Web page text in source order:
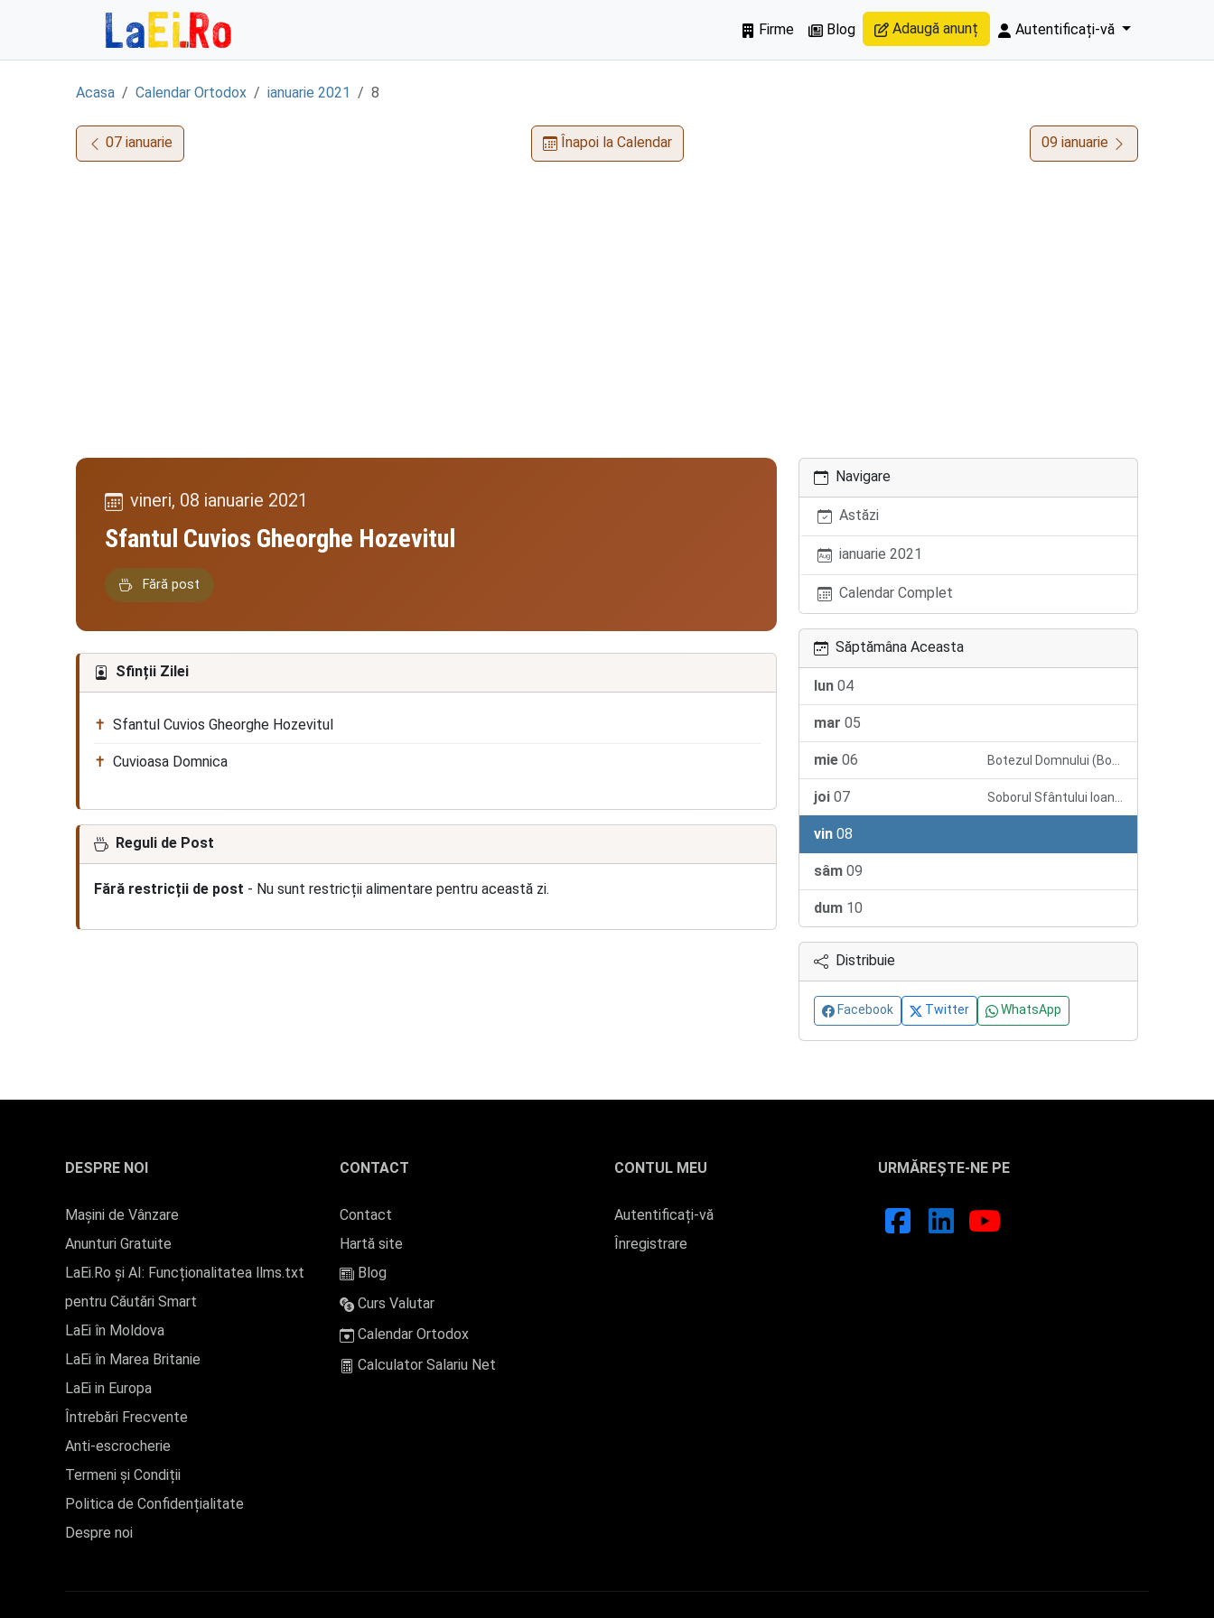
Firme
Blog Adaugă anunț Autentificați-vă
Acasa Calendar Ortodox ianuarie 2021 8
07 ianuarie Înapoi la Calendar 09 ianuarie
vineri, 08 ianuarie 2021
Sfantul Cuvios Gheorghe Hozevitul
Fără post
Sfinții Zilei
Sfantul Cuvios Gheorghe Hozevitul
Cuvioasa Domnica
Reguli de Post
Fără restricții de post - Nu sunt restricții alimentare pentru această zi.
Navigare
Astăzi
ianuarie 2021
Calendar Complet
Săptămâna Aceasta
lun 04
mar 05
mie 06
joi 07
vin 08
sâm 09
dum 10
Distribuie
Facebook Twitter WhatsApp
DESPRE NOI
Mașini de Vânzare
Anunturi Gratuite
LaEi.Ro și AI: Funcționalitatea llms.txt
pentru Căutări Smart
LaEi în Moldova
LaEi în Marea Britanie
LaEi in Europa
Întrebări Frecvente
Anti-escrocherie
Termeni și Condiții
Politica de Confidențialitate
Despre noi
CONTACT
Contact
Hartă site
Blog
Curs Valutar
Calendar Ortodox
Calculator Salariu Net
CONTUL MEU
Autentificați-vă
Înregistrare
URMĂREȘTE-NE PE